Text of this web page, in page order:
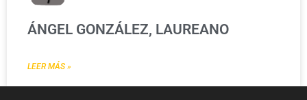
ÁNGEL GONZÁLEZ, LAUREANO
LEER MÁS »